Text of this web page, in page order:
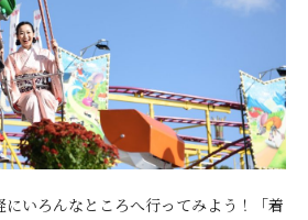
いろんなところへ行ってみよう！「着